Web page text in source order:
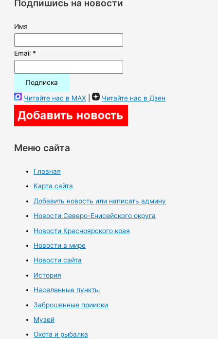
:Подпишись на новости
Имя
Email *
Читайте нас в MAX | Читайте нас в Дзен
Меню сайта
Главная
Карта сайта
Добавить новость или написать админу
Новости Северо-Енисейского округа
Новости Красноярского края
Новости в мире
Новости сайта
История
Населенные пункты
Заброшенные прииски
Музей
Охота и рыбалка